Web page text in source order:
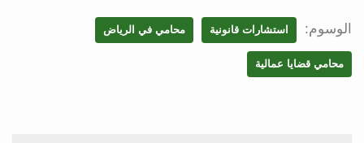
الوسوم: استشارات قانونية محامي في الرياض
محامي قضايا عمالية